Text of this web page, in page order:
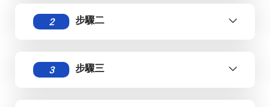
2 步驟二
3 步驟三